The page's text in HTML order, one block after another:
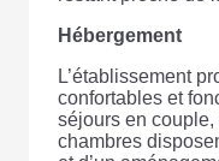
Hébergement
L’établissement
confortables et
séjours en
chambres